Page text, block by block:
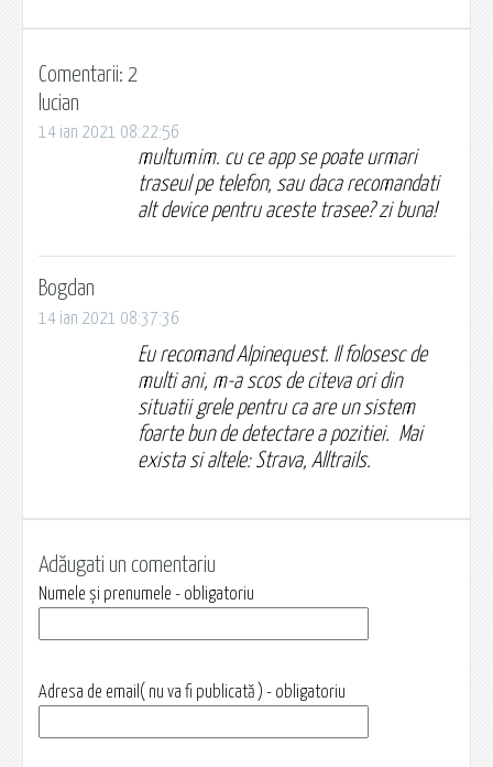
Comentarii: 2
lucian
14 ian 2021 08:22:56
multumim. cu ce app se poate urmari
traseul pe telefon, sau daca recomandati
alt device pentru aceste trasee? zi buna!
Bogdan
14 ian 2021 08:37:36
Eu recomand Alpinequest. Il folosesc de
multi ani, m-a scos de citeva ori din
situatii grele pentru ca are un sistem
foarte bun de detectare a pozitiei. Mai
exista si altele: Strava, Alltrails.
Adăugati un comentariu
Numele și prenumele - obligatoriu
Adresa de email( nu va fi publicată ) - obligatoriu